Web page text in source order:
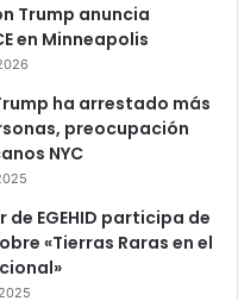
Trump anuncia
en Minneapolis
ha arrestado más
preocupación
NYC
EGEHID participa de
«Tierras Raras en el